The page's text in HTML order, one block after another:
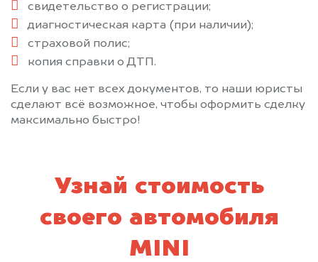
свидетельство о регистрации;
диагностическая карта (при наличии);
страховой полис;
копия справки о ДТП.
Если у вас нет всех документов, то наши юристы
сделают всё возможное, чтобы оформить сделку
максимально быстро!
Узнай стоимость
своего автомобиля
MINI